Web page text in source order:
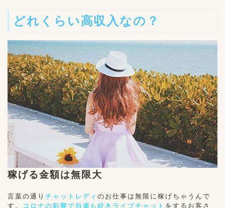
どれくらい高収入なの？
稼げる金額は無限大
言葉の通り チャットレディのお仕事は無限に稼げちゃうんで
す。
コロナの影響で自粛も続きライブチャット をするお客さ